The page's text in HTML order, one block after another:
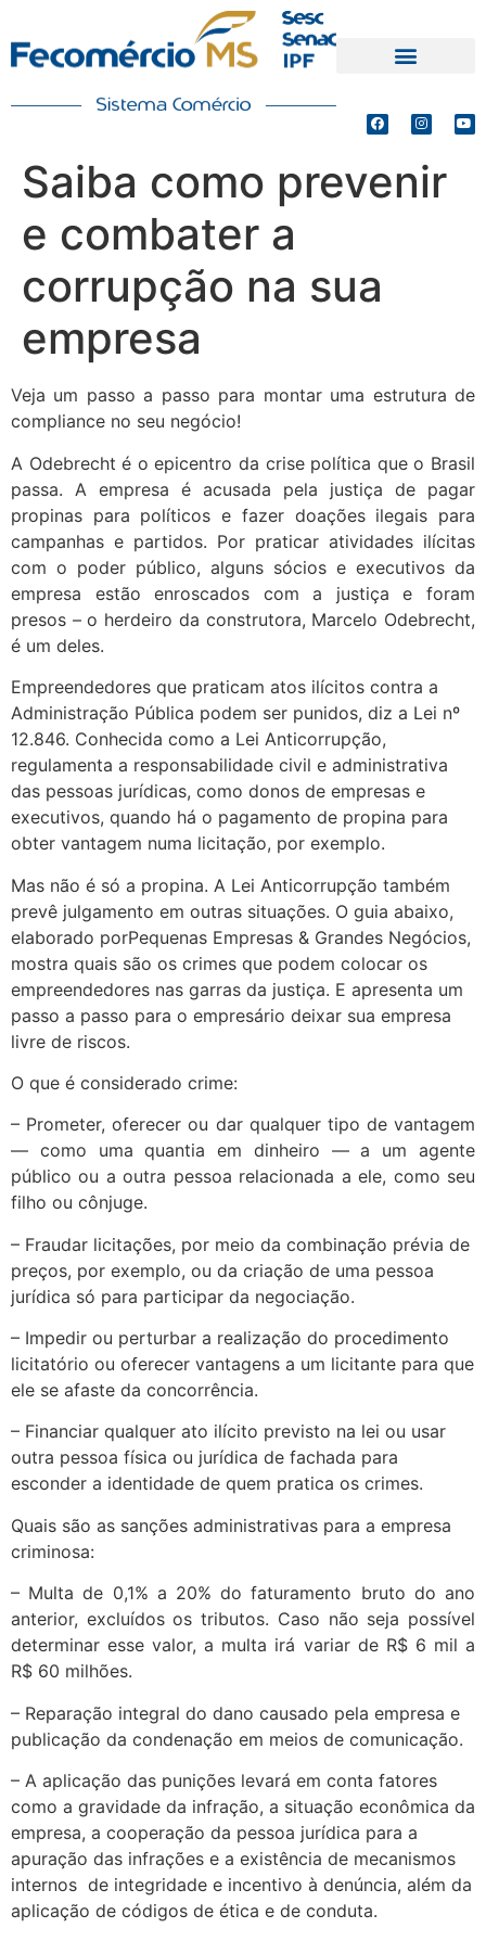
Saiba como prevenir
e combater a
corrupção na sua
empresa
Veja um passo a passo para montar uma estrutura de
compliance no seu negócio!
A Odebrecht é o epicentro da crise política que o Brasil
passa. A empresa é acusada pela justiça de pagar
propinas para políticos e fazer doações ilegais para
campanhas e partidos. Por praticar atividades ilícitas
com o poder público, alguns sócios e executivos da
empresa estão enroscados com a justiça e foram
presos – o herdeiro da construtora, Marcelo Odebrecht,
é um deles.
Empreendedores que praticam atos ilícitos contra a
Administração Pública podem ser punidos, diz a Lei nº
12.846. Conhecida como a Lei Anticorrupção,
regulamenta a responsabilidade civil e administrativa
das pessoas jurídicas, como donos de empresas e
executivos, quando há o pagamento de propina para
obter vantagem numa licitação, por exemplo.
Mas não é só a propina. A Lei Anticorrupção também
prevê julgamento em outras situações. O guia abaixo,
elaborado porPequenas Empresas & Grandes Negócios,
mostra quais são os crimes que podem colocar os
empreendedores nas garras da justiça. E apresenta um
passo a passo para o empresário deixar sua empresa
livre de riscos.
O que é considerado crime:
– Prometer, oferecer ou dar qualquer tipo de vantagem
— como uma quantia em dinheiro — a um agente
público ou a outra pessoa relacionada a ele, como seu
filho ou cônjuge.
– Fraudar licitações, por meio da combinação prévia de
preços, por exemplo, ou da criação de uma pessoa
jurídica só para participar da negociação.
– Impedir ou perturbar a realização do procedimento
licitatório ou oferecer vantagens a um licitante para que
ele se afaste da concorrência.
– Financiar qualquer ato ilícito previsto na lei ou usar
outra pessoa física ou jurídica de fachada para
esconder a identidade de quem pratica os crimes.
Quais são as sanções administrativas para a empresa
criminosa:
– Multa de 0,1% a 20% do faturamento bruto do ano
anterior, excluídos os tributos. Caso não seja possível
determinar esse valor, a multa irá variar de R$ 6 mil a
R$ 60 milhões.
– Reparação integral do dano causado pela empresa e
publicação da condenação em meios de comunicação.
– A aplicação das punições levará em conta fatores
como a gravidade da infração, a situação econômica da
empresa, a cooperação da pessoa jurídica para a
apuração das infrações e a existência de mecanismos
internos de integridade e incentivo à denúncia, além da
aplicação de códigos de ética e de conduta.